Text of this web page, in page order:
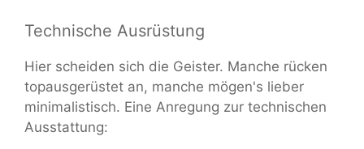
Technische Ausrüstung
Hier scheiden sich die Geister. Manche rücken
topausgerüstet an, manche mögen's lieber
minimalistisch. Eine Anregung zur technischen
Ausstattung: